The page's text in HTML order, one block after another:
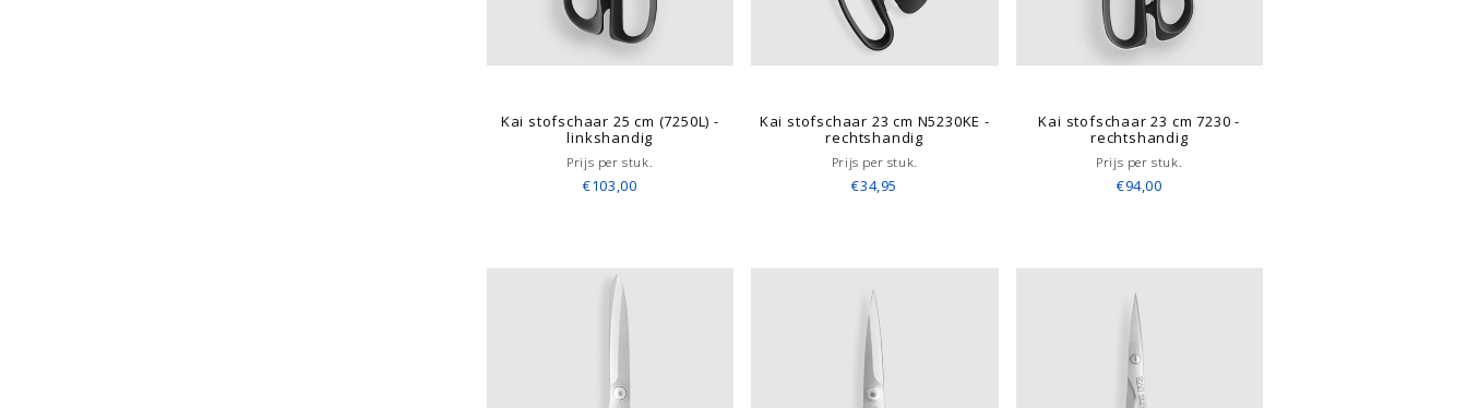
Kai stofschaar 25 cm (7250L) -
linkshandig
Prijs per stuk.
€103,00
Kai stofschaar 23 cm N5230KE -
rechtshandig
Prijs per stuk.
€34,95
Kai stofschaar 23 cm 7230 -
rechtshandig
Prijs per stuk.
€94,00